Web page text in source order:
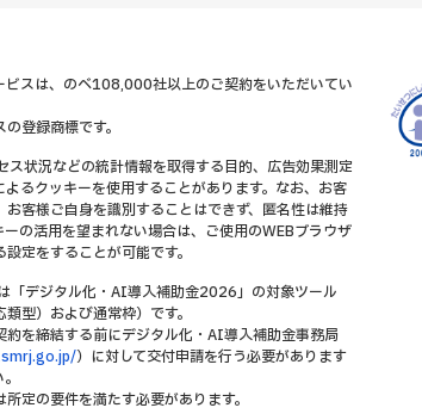
ビスは、のべ108,000社以上のご契約をいただいてい
登録商標です。
ス状況などの統計情報を取得する目的、広告効果測定
るクッキーを使用することがあります。なお、お客
客様ご自身を識別することはできず、匿名性は維持
の活用を望まれない場合は、ご使用のWEBブラウザ
定をすることが可能です。
「デジタル化・AI導入補助金2026」の対象ツール
型）および通常枠）です。
を締結する前にデジタル化・AI導入補助金事務局
）に対して交付申請を行う必要があります
定の要件を満たす必要があります。